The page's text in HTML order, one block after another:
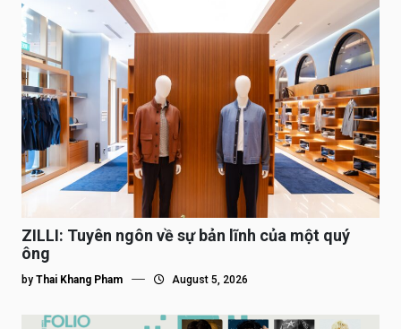
ZILLI: Tuyên ngôn về sự bản lĩnh của một quý
ông
by Thai Khang Pham August 5, 2026